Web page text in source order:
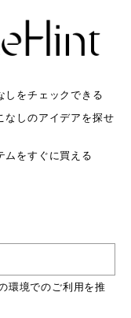
しをチェックできる
なしのアイデアを探せ
ムをすぐに買える
環境でのご利用を推